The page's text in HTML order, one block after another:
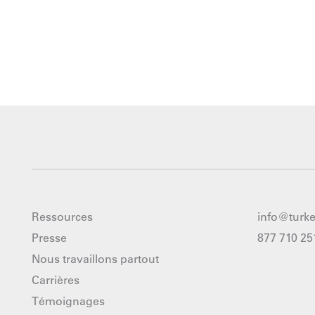
Ressources
Presse
Nous travaillons partout
Carrières
Témoignages
877 710